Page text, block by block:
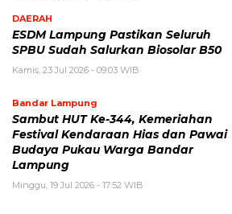
DAERAH
ESDM Lampung Pastikan Seluruh
SPBU Sudah Salurkan Biosolar B50
Kamis, 23 Jul 2026 - 09:03 WIB
Bandar Lampung
Sambut HUT Ke-344, Kemeriahan
Festival Kendaraan Hias dan Pawai
Budaya Pukau Warga Bandar
Lampung
Minggu, 19 Jul 2026 - 17:52 WIB